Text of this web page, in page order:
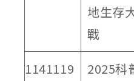
地生存
戰
1141119
2025科